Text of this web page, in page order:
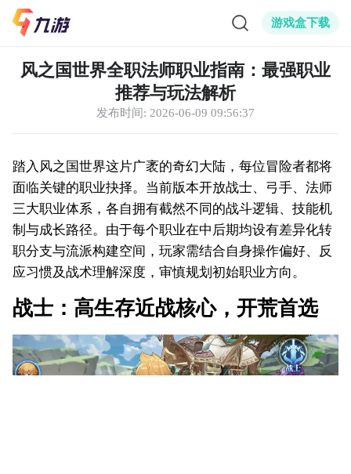
游戏盒下载
风之国世界全职法师职业指南：最强职业
推荐与玩法解析
发布时间: 2026-06-09 09:56:37
踏入风之国世界这片广袤的奇幻大陆，每位冒险者都将
面临关键的职业抉择。当前版本开放战士、弓手、法师
三大职业体系，各自拥有截然不同的战斗逻辑、技能机
制与成长路径。由于每个职业在中后期均设有差异化转
职分支与流派构建空间，玩家需结合自身操作偏好、反
应习惯及战术理解深度，审慎规划初始职业方向。
战士：高生存近战核心，开荒首选